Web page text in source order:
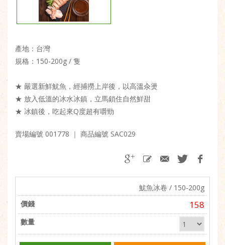
產地：台灣
規格：150-200g / 隻
★ 嚴選新鮮魷魚，經捕撈上岸後，以高溫汆燙
★ 放入低溫的冰水冰鎮，立馬鎖住自然鮮甜
★ 冰鎮後，吃起來Q度超有嚼勁
賣場編號 001778 ｜ 商品編號 SAC029
魷魚冰卷 / 150-200g
158